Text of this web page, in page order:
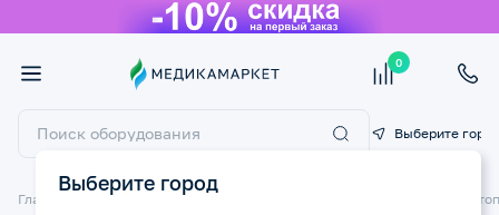
0
Выберите город
Выберите город
Главная Ортопедические изделия